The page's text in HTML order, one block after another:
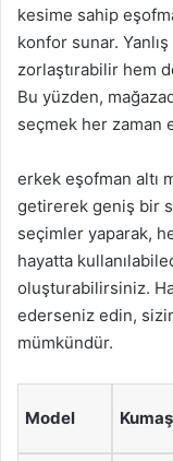
kesime sahip
konfor sunar.
zorlaştırabilir hem
Bu yüzden,
seçmek her zaman
erkek eşofman altı
getirerek geniş bir
seçimler yaparak,
hayatta
oluşturabilirsiniz.
ederseniz edin, sizin
mümkündür.
Model Kumaş